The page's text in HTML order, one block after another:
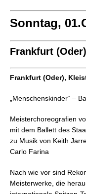
Sonntag,
Frankfurt (Oder)
Frankfurt (Oder),
„Menschenskinder“ –
Meisterchoreografien
mit dem Ballett des
zu Musik von Keith
Carlo Farina
Nach wie vor sind
Meisterwerke, die